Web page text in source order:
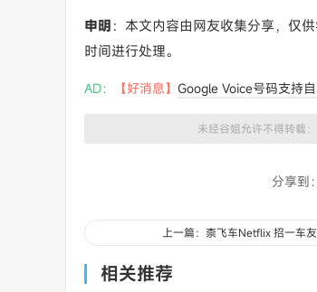
申明 ：本文内容由网友收集分享，仅
时间进行处理。
AD： 【好消息】 Google Voice号码支持自
未经谷姐允许不得转载：
分享到：
上一篇：柰飞车Netflix 招一车
相关推荐